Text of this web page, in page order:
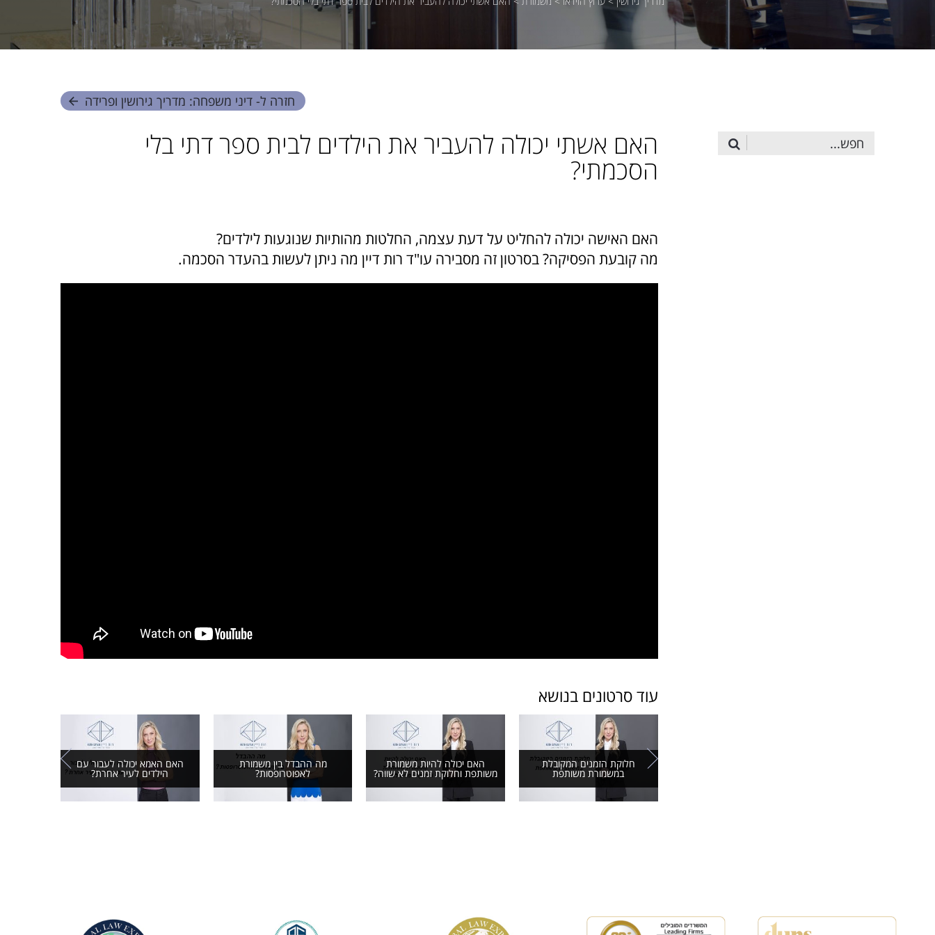
חזרה ל- דיני משפחה: מדריך גירושין ופרידה
האם אשתי יכולה להעביר את הילדים לבית ספר דתי בלי
הסכמתי?
האם האישה יכולה להחליט על דעת עצמה, החלטות מהותיות שנוגעות לילדים?
מה קובעת הפסיקה? בסרטון זה מסבירה עו"ד רות דיין מה ניתן לעשות בהעדר הסכמה.
עוד סרטונים בנושא
חלוקת הזמנים המקובלת
במשמורת משותפת
האם יכולה להיות משמורת
משותפת וחלוקת זמנים לא שווה?
מה ההבדל בין משמורת
לאפוטרופסות?
האם האמא יכולה לעבור עם
הילדים לעיר אחרת?